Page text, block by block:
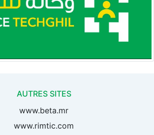
AUTRES SITES
www.beta.mr
www.rimtic.com